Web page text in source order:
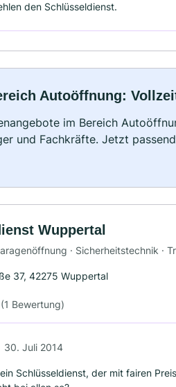
den Schlüsseldienst.
Autoöffnung:
im Bereich
und Fachkräfte. Jetzt
Wuppertal
· Sicherheitstechnik ·
37, 42275 Wuppertal
(1 Bewertung)
30. Juli 2014
Schlüsseldienst, der mit fairen